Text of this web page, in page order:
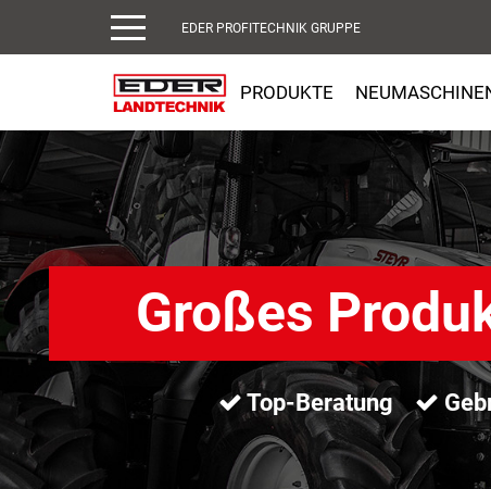
EDER PROFITECHNIK GRUPPE
PRODUKTE
Großes
Top-Beratung